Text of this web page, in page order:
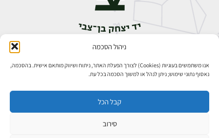
ניהול הסכמה
אנו משתמשים בעוגיות (Cookies) לצורך הפעלת האתר, ניתוח ושיווק מותאם אישית. בהסכמה,
נאסוף נתוני שימוש; ניתן לנהל או למשוך הסכמה בכל עת.
קבל הכל
סירוב
אבן גבירול 14, רחביה, ירושלים